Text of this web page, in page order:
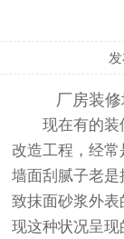
厂房装
现在有的装
改造工程，经
墙面刮腻子老
致抹面砂浆外
现这种状况呈